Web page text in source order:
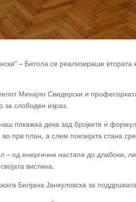
– Битола се реализираше
Михајло Свидерски и
за слободен израз.
покажаа дека зад бројките и
прв план, а слем поезијата стана
– од енергични настапи до длабоки,
вистина.
Билјана Јанкуловска за